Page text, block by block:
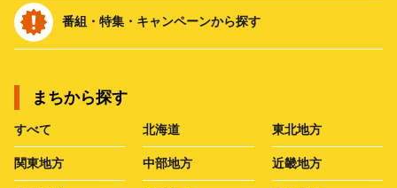
番組・特集・キャンペーンから探す
まちから探す
すべて 北海道 東北地方
関東地方 中部地方 近畿地方